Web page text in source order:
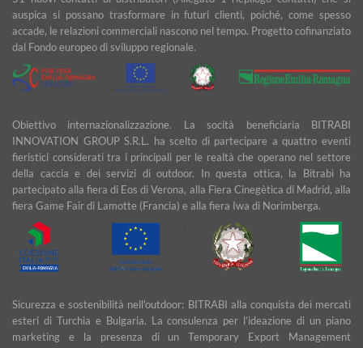
auspica si possano trasformare in futuri clienti, poiché, come spesso
accade, le relazioni commerciali nascono nel tempo. Progetto cofinanziato
dal Fondo europeo di sviluppo regionale.
Obiettivo internazionalizzazione. La socità beneficiaria BITRABI
INNOVATION GROUP S.R.L. ha scelto di partecipare a quattro eventi
fieristici considerati tra i principali per le realtà che operano nel settore
della caccia e dei servizi di outdoor. In questa ottica, la Bitrabì ha
partecipato alla fiera di Eos di Verona, alla Fiera Cinegètica di Madrid, alla
fiera Game Fair di Lamotte (Francia) e alla fiera Iwa di Norimberga.
Sicurezza e sostenibilità nell'outdoor: BITRABI alla conquista dei mercati
esteri di Turchia e Bulgaria. La consulenza per l’ideazione di un piano
marketing e la presenza di un Temporary Export Management